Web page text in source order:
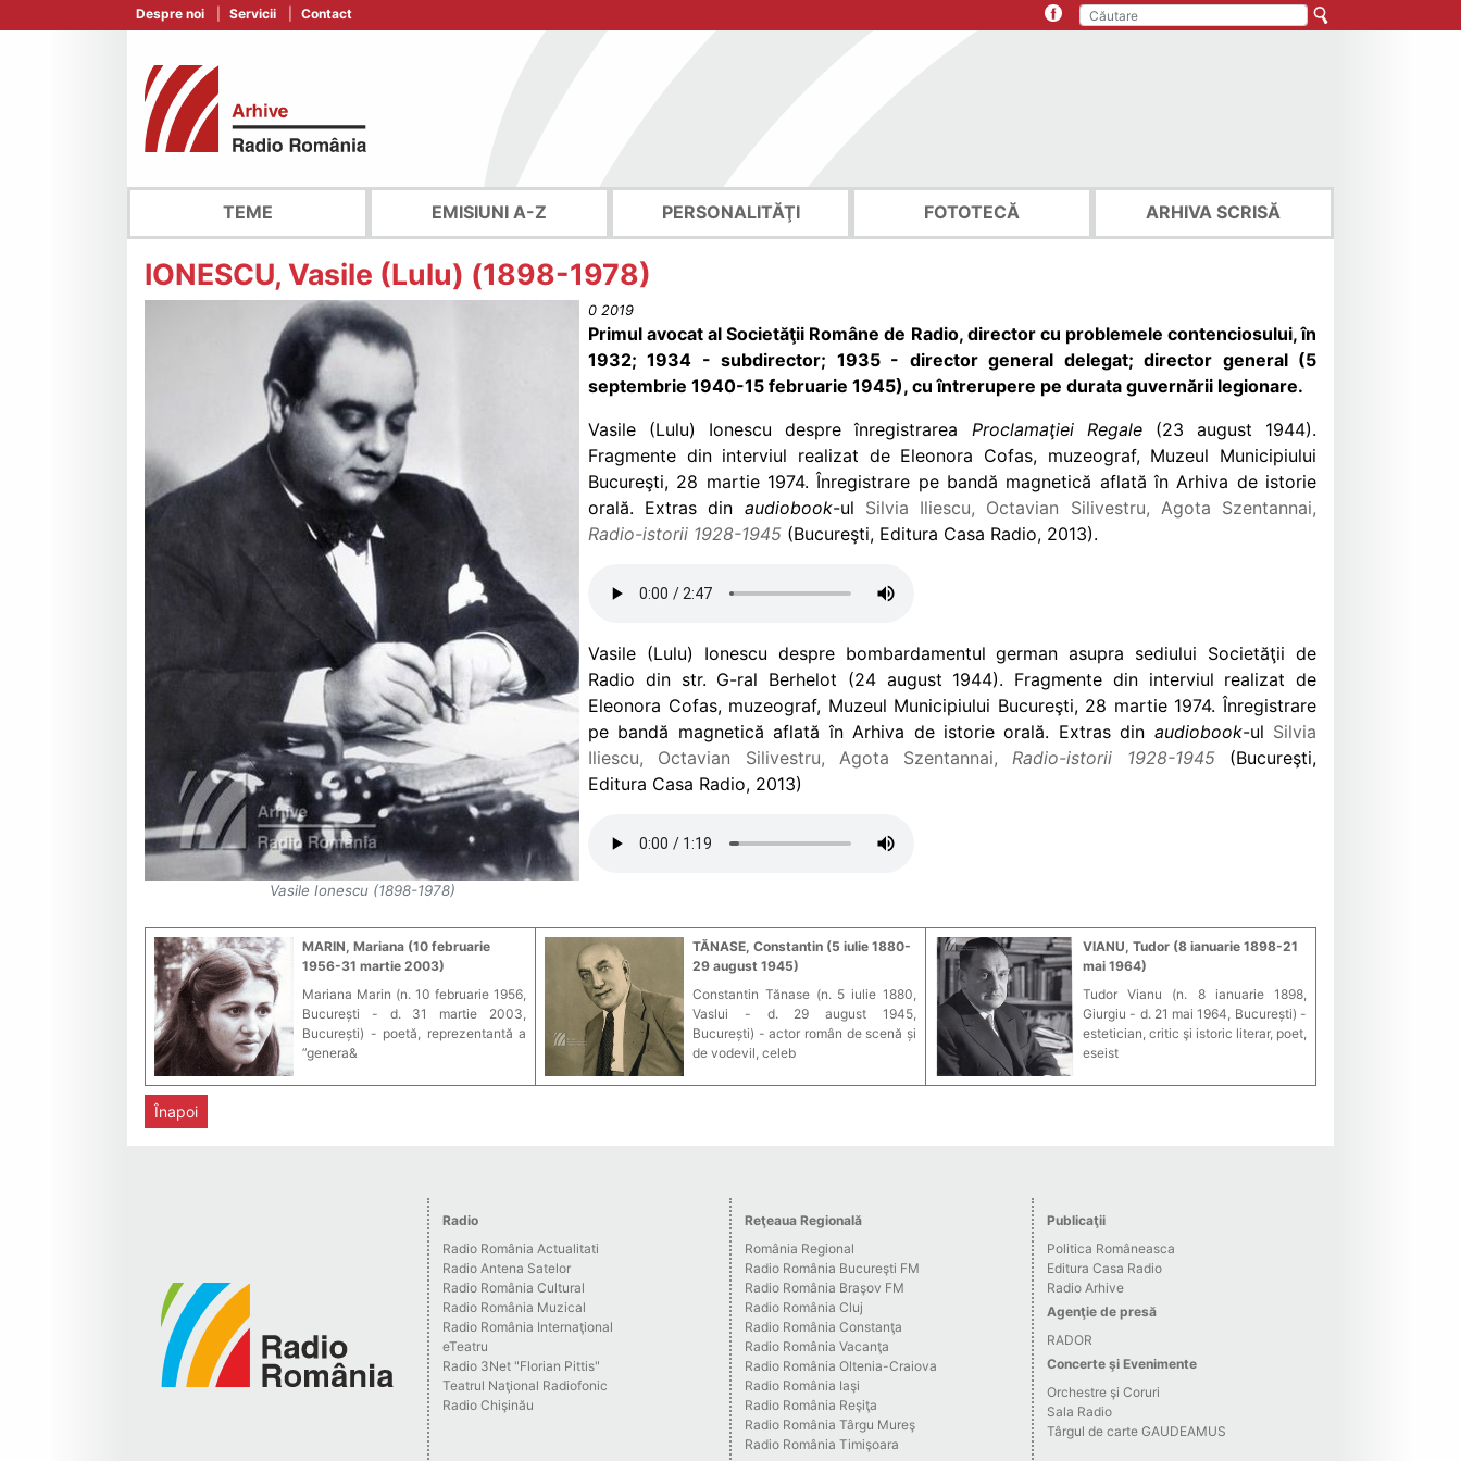
Despre noi Servicii Contact
TEME EMISIUNI A-Z PERSONALITĂŢI FOTOTECĂ ARHIVA SCRISĂ
IONESCU, Vasile (Lulu) (1898-1978)
Vasile Ionescu (1898-1978)
0 2019
Primul avocat al Societăţii Române de Radio, director cu problemele contenciosului, în
1932; 1934 - subdirector; 1935 - director general delegat; director general (5
septembrie 1940-15 februarie 1945), cu întrerupere pe durata guvernării legionare.
Vasile (Lulu) Ionescu despre înregistrarea Proclamaţiei Regale(23 august 1944).
Fragmente din interviul realizat de Eleonora Cofas, muzeograf, Muzeul Municipiului
Bucureşti, 28 martie 1974. Înregistrare pe bandă magnetică aflată în Arhiva de istorie
orală. Extras din audiobook-ul Silvia Iliescu, Octavian Silivestru, Agota Szentannai,
Radio-istorii 1928-1945 (Bucureşti, Editura Casa Radio, 2013).
Vasile (Lulu) Ionescu despre bombardamentul german asupra sediului Societăţii de
Radio din str. G-ral Berhelot (24 august 1944). Fragmente din interviul realizat de
Eleonora Cofas, muzeograf, Muzeul Municipiului Bucureşti, 28 martie 1974. Înregistrare
pe bandă magnetică aflată în Arhiva de istorie orală. Extras din audiobook-ul Silvia
Iliescu, Octavian Silivestru, Agota Szentannai,Radio-istorii 1928-1945(Bucureşti,
Editura Casa Radio, 2013)
MARIN, Mariana (10 februarie
1956-31 martie 2003)
Mariana Marin (n. 10 februarie 1956,
București - d. 31 martie 2003,
București) - poetă, reprezentantă a
”genera&
TĂNASE, Constantin (5 iulie 1880-
29 august 1945)
Constantin Tănase (n. 5 iulie 1880,
Vaslui - d. 29 august 1945,
București) - actor român de scenă și
de vodevil, celeb
VIANU, Tudor (8 ianuarie 1898-21
mai 1964)
Tudor Vianu (n. 8 ianuarie 1898,
Giurgiu - d. 21 mai 1964, București) -
estetician, critic şi istoric literar, poet,
eseist
Înapoi
Radio
Radio România Actualitati
Radio Antena Satelor
Radio România Cultural
Radio România Muzical
Radio România Internaţional
eTeatru
Radio 3Net "Florian Pittis"
Teatrul Naţional Radiofonic
Radio Chişinău
Reţeaua Regională
România Regional
Radio România Bucureşti FM
Radio România Braşov FM
Radio România Cluj
Radio România Constanţa
Radio România Vacanţa
Radio România Oltenia-Craiova
Radio România Iaşi
Radio România Reşiţa
Radio România Târgu Mureş
Radio România Timişoara
Publicaţii
Politica Româneasca
Editura Casa Radio
Radio Arhive
Agenţie de presă
RADOR
Concerte şi Evenimente
Orchestre şi Coruri
Sala Radio
Târgul de carte GAUDEAMUS